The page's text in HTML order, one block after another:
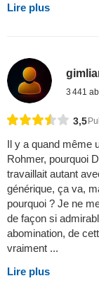
Lire plus
3 441
3,5
Il y a quand même
Rohmer, pourquoi
travaillait autant
générique, ça va,
pourquoi ? Je ne
de façon si
abomination, de
vraiment ...
Lire plus